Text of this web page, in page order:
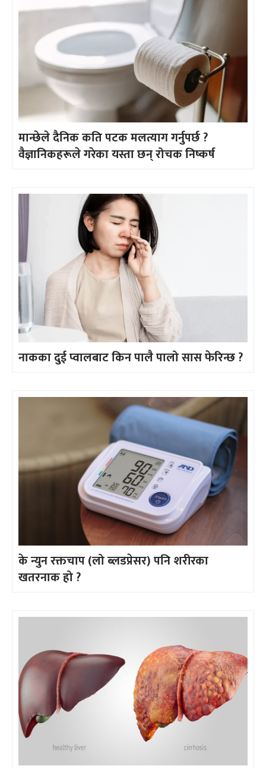
मान्छेले दैनिक कति पटक मलत्याग गर्नुपर्छ ?
वैज्ञानिकहरूले गरेका यस्ता छन् रोचक निष्कर्ष
नाकका दुई प्वालबाट किन पालै पालो सास फेरिन्छ ?
के न्युन रक्तचाप (लो ब्लडप्रेसर) पनि शरीरका
खतरनाक हो ?